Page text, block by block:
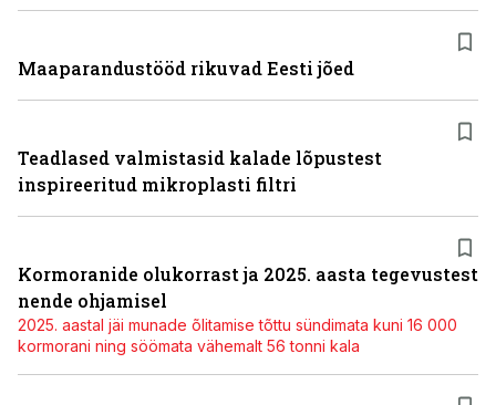
Maaparandustööd rikuvad Eesti jõed
Teadlased valmistasid kalade lõpustest
inspireeritud mikroplasti filtri
Kormoranide olukorrast ja 2025. aasta tegevustest
nende ohjamisel
2025. aastal jäi munade õlitamise tõttu sündimata kuni 16 000
kormorani ning söömata vähemalt 56 tonni kala